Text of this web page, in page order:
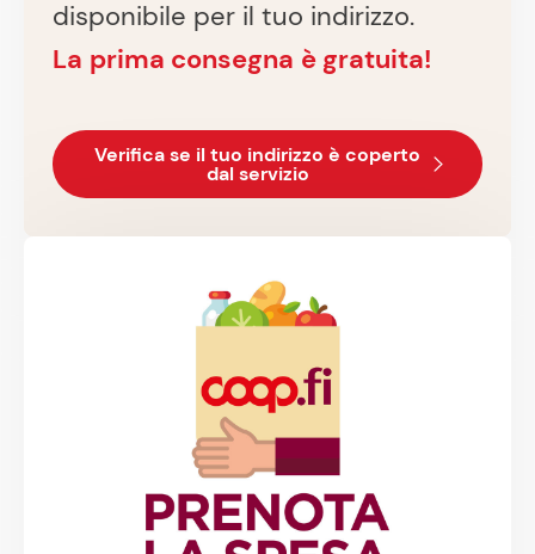
disponibile per il tuo indirizzo.
La prima consegna è gratuita!
Verifica se il tuo indirizzo è coperto
dal servizio